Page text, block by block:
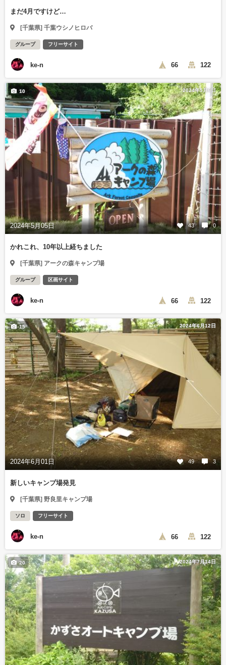
まだ4月ですけど…
[千葉県] 千葉ウシノヒロバ
グループ フリーサイト
ke-n 66 122
2024年5月6日
2024年5月05日 43 0
10
かれこれ、10年以上経ちました
[千葉県] アークの森キャンプ場
グループ 区画サイト
ke-n 66 122
2024年6月12日
2024年6月01日 49 3
15
新しいキャンプ場発見
[千葉県] 野良里キャンプ場
ソロ フリーサイト
ke-n 66 122
2024年7月14日
20